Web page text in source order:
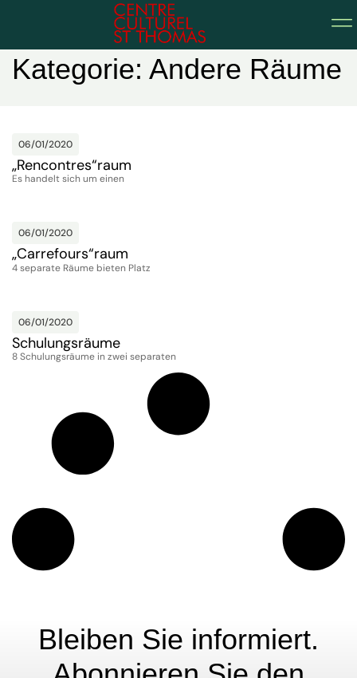
Kategorie: Andere Räume
06/01/2020
„Rencontres“raum
Es handelt sich um einen
06/01/2020
„Carrefours“raum
4 separate Räume bieten Platz
06/01/2020
Schulungsräume
8 Schulungsräume in zwei separaten
Bleiben Sie informiert.